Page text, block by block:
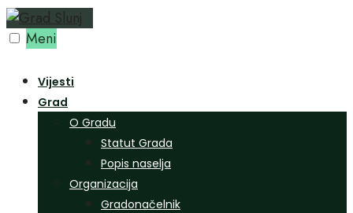
Preskoči
na Meni
Vijesti
Grad
O Gradu
Statut Grada
Popis naselja
Organizacija
Gradonačelnik